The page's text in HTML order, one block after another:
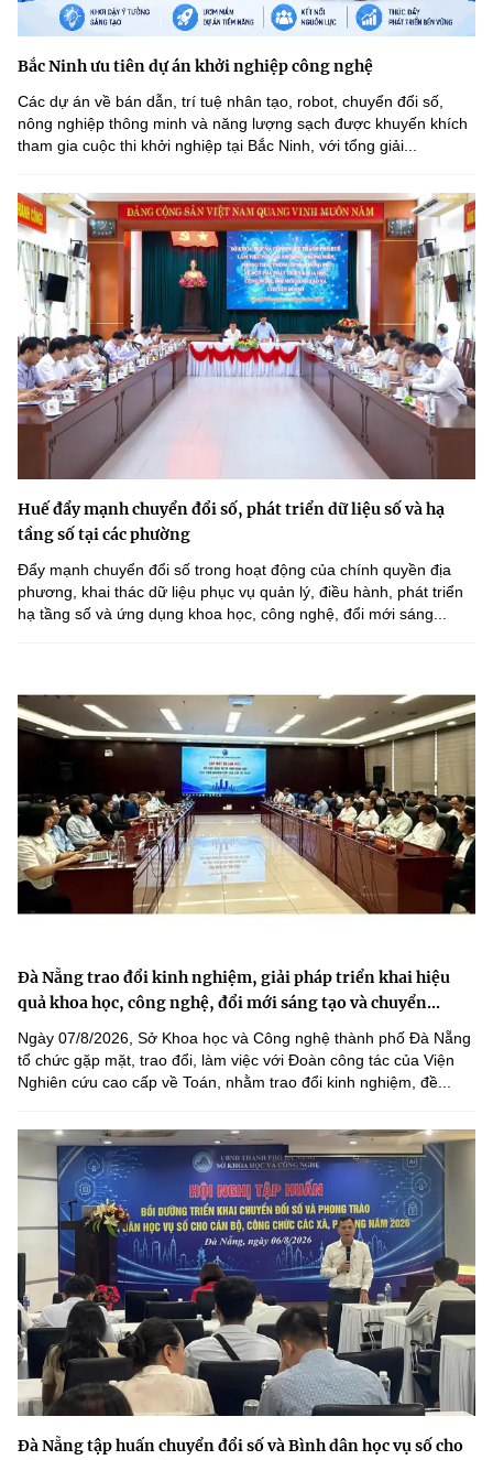
Bắc Ninh ưu tiên dự án khởi nghiệp công nghệ
Các dự án về bán dẫn, trí tuệ nhân tạo, robot, chuyển đổi số,
nông nghiệp thông minh và năng lượng sạch được khuyến khích
tham gia cuộc thi khởi nghiệp tại Bắc Ninh, với tổng giải...
Huế đẩy mạnh chuyển đổi số, phát triển dữ liệu số và hạ
tầng số tại các phường
Đẩy mạnh chuyển đổi số trong hoạt động của chính quyền địa
phương, khai thác dữ liệu phục vụ quản lý, điều hành, phát triển
hạ tầng số và ứng dụng khoa học, công nghệ, đổi mới sáng...
Đà Nẵng trao đổi kinh nghiệm, giải pháp triển khai hiệu
quả khoa học, công nghệ, đổi mới sáng tạo và chuyển...
Ngày 07/8/2026, Sở Khoa học và Công nghệ thành phố Đà Nẵng
tổ chức gặp mặt, trao đổi, làm việc với Đoàn công tác của Viện
Nghiên cứu cao cấp về Toán, nhằm trao đổi kinh nghiệm, đề...
Đà Nẵng tập huấn chuyển đổi số và Bình dân học vụ số cho